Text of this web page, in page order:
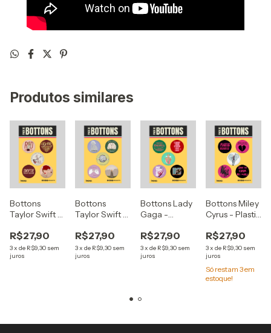
Produtos similares
Bottons
Taylor Swift -
R$27,90
3x de R$9,30 sem
juros
Bottons
Taylor Swift -
R$27,90
3x de R$9,30 sem
juros
Bottons Lady
Gaga -
R$27,90
3x de R$9,30 sem
juros
Bottons Miley
Cyrus - Plastic
R$27,90
3x de R$9,30 sem
juros
Só restam 3em
estoque!